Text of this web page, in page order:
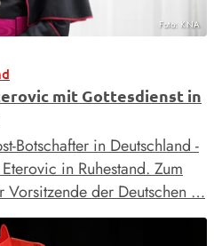
Foto: KNA
mit Gottesdienst in
Botschafter in Deutschland -
in Ruhestand. Zum
Vorsitzende der Deutschen …